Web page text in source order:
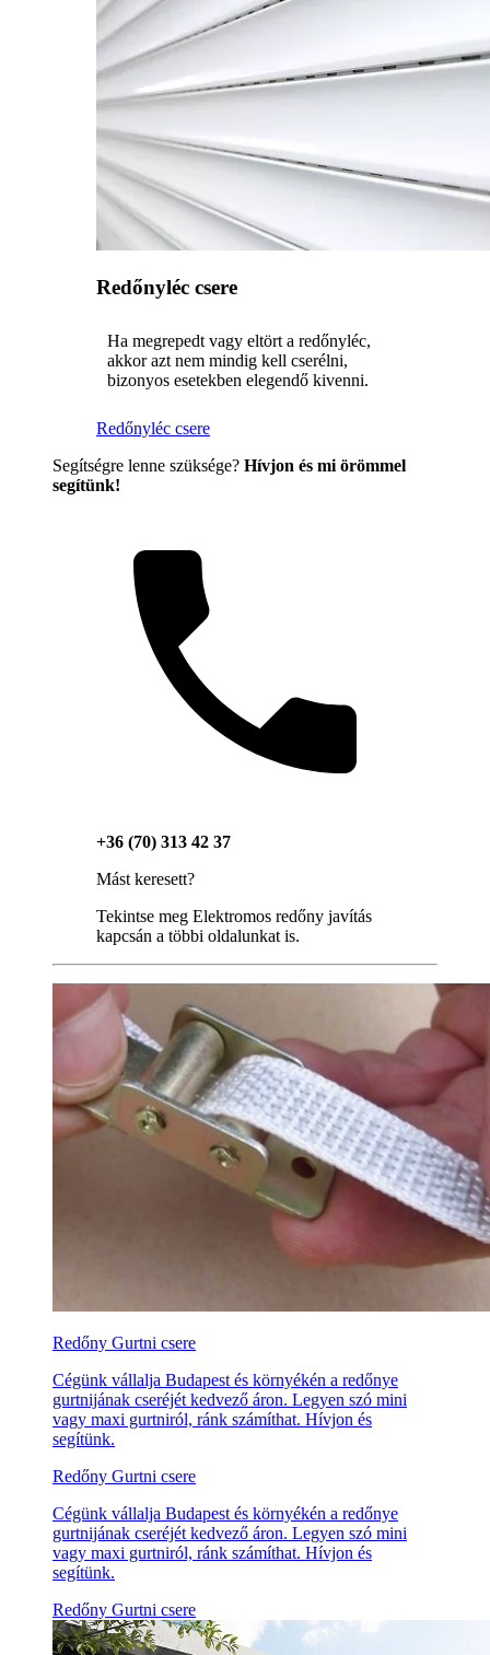
Redőnyléc csere
Ha megrepedt vagy eltört a redőnyléc,
akkor azt nem mindig kell cserélni,
bizonyos esetekben elegendő kivenni.
Redőnyléc csere
Segítségre lenne szüksége? Hívjon és mi örömmel
segítünk!
+36 (70) 313 42 37
Mást keresett?
Tekintse meg Elektromos redőny javítás
kapcsán a többi oldalunkat is.
Redőny Gurtni csere
Cégünk vállalja Budapest és környékén a redőnye
gurtnijának cseréjét kedvező áron. Legyen szó mini
vagy maxi gurtniról, ránk számíthat. Hívjon és
segítünk.
Redőny Gurtni csere
Cégünk vállalja Budapest és környékén a redőnye
gurtnijának cseréjét kedvező áron. Legyen szó mini
vagy maxi gurtniról, ránk számíthat. Hívjon és
segítünk.
Redőny Gurtni csere